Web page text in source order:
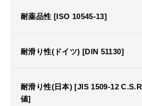
耐薬品性 [ISO 10545-13]
耐滑り性(ドイツ) [DIN 51130]
耐滑り性(日本) [JIS 1509-12 C.S.R
値]